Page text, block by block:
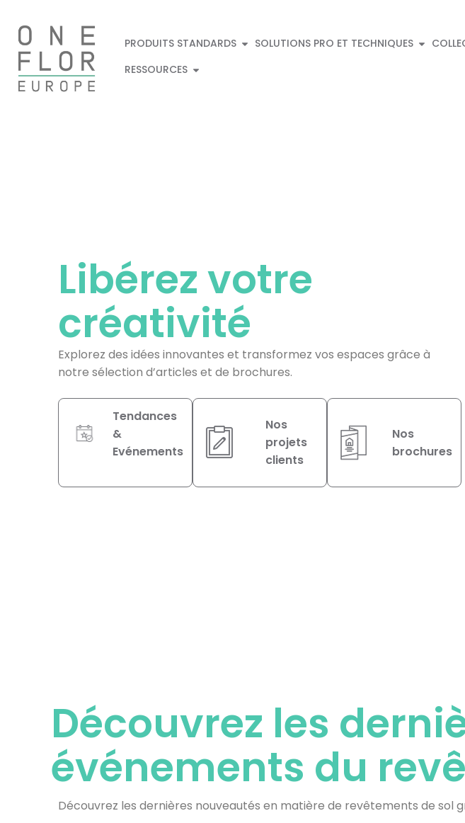
PRODUITS STANDARDS SOLUTIONS PRO ET TECHNIQUES
RESSOURCES
Libérez votre
créativité
Explorez des idées innovantes et transformez vos espaces grâce à
notre sélection d’articles et de brochures.
Tendances
&
Evénements
Nos
projets
clients
Nos
brochures
Découvrez les
événements du
Découvrez les dernières nouveautés en matière de revêtements de sol